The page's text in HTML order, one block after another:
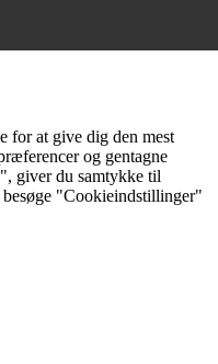
for at give dig den mest
og gentagne
giver du samtykke til
"Cookieindstillinger"